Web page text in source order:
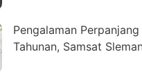
Pengalaman
Tahunan, Samsat